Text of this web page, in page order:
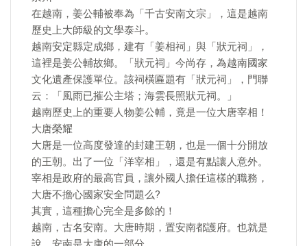
在越南，姜公輔被奉為「千古安南文宗」，這是越南
歷史上大師級的文學泰斗。
越南安定縣定成鄉，建有「姜相祠」與「狀元祠」，
這裡是姜公輔故鄉。「狀元祠」今尚存，為越南國家
文化遺產保護單位。該祠橫匾題有「狀元祠」，門聯
云：「風雨已摧公主塔；海雲長照狀元祠。」
越南歷史上的重要人物姜公輔，竟是一位大唐宰相！
大唐榮耀
大唐是一位高度發達的封建王朝，也是一個十分開放
的王朝。出了一位「洋宰相」，還是有點讓人意外。
宰相是政府的最高官員，讓外國人擔任這樣的職務，
大唐不擔心國家安全問題么?
其實，這種擔心完全是多餘的！
越南，古名安南。大唐時期，置安南都護府。也就是